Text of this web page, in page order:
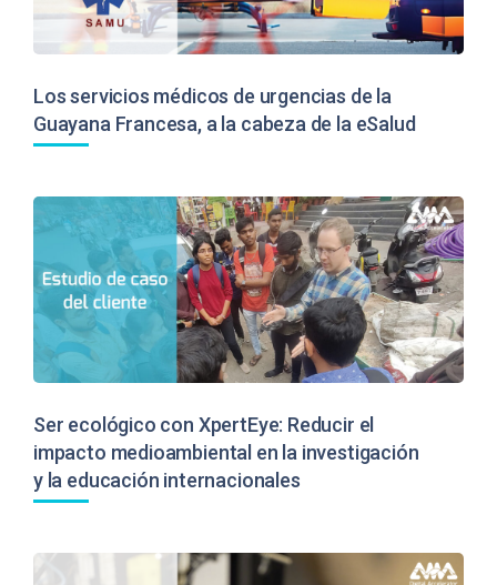
Los servicios médicos de urgencias de la
Guayana Francesa, a la cabeza de la eSalud
Ser ecológico con XpertEye: Reducir el
impacto medioambiental en la investigación
y la educación internacionales